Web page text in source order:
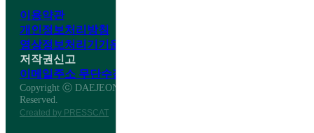
이용약관
개인정보처리방침
영상정보처리기기운영·관리방침
저작권신고
이메일주소 무단수집거부
Copyright ⓒ DAEJEON DAESHIN HIGH SCHOOL All Right
Reserved.
Created by PRESSCAT